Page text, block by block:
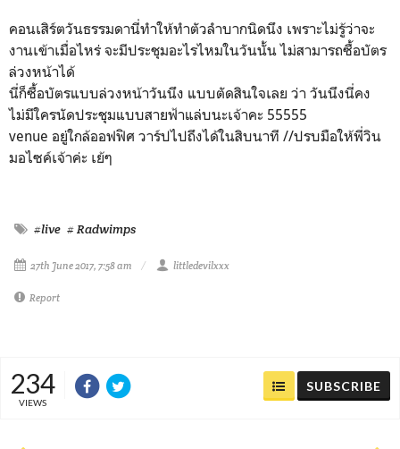
คอนเสิร์ตวันธรรมดานี่ทำให้ทำตัวลำบากนิดนึง เพราะไม่รู้ว่าจะ
งานเข้าเมื่อไหร่ จะมีประชุมอะไรไหมในวันนั้น ไม่สามารถซื้อบัตร
ล่วงหน้าได้
นี่ก็ซื้อบัตรแบบล่วงหน้าวันนึง แบบตัดสินใจเลย ว่า วันนึงนี่คง
ไม่มีใครนัดประชุมแบบสายฟ้าแล่บนะเจ้าคะ 55555
venue อยู่ใกล้ออฟฟิศ วาร์ปไปถึงได้ในสิบนาที //ปรบมือให้พี่วิน
มอไซค์เจ้าค่ะ เย้ๆ
#live # Radwimps
27th June 2017, 7:58 am littledevilxxx
Report
234
VIEWS
SUBSCRIBE